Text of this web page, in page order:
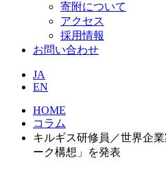
寄附について
アクセス
採用情報
お問い合わせ
JA
EN
HOME
コラム
キルギス研修員／世界企
ーク構想」を発表